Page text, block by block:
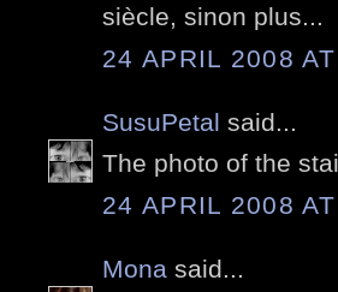
siècle, sinon plus...
24 APRIL 2008
SusuPetal said...
The photo of the
24 APRIL 2008
Mona said...